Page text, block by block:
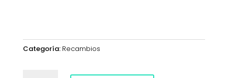
Categoría: Recambios